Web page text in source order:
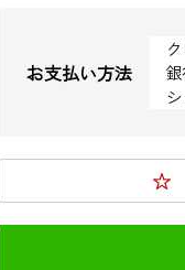
お支払い方法